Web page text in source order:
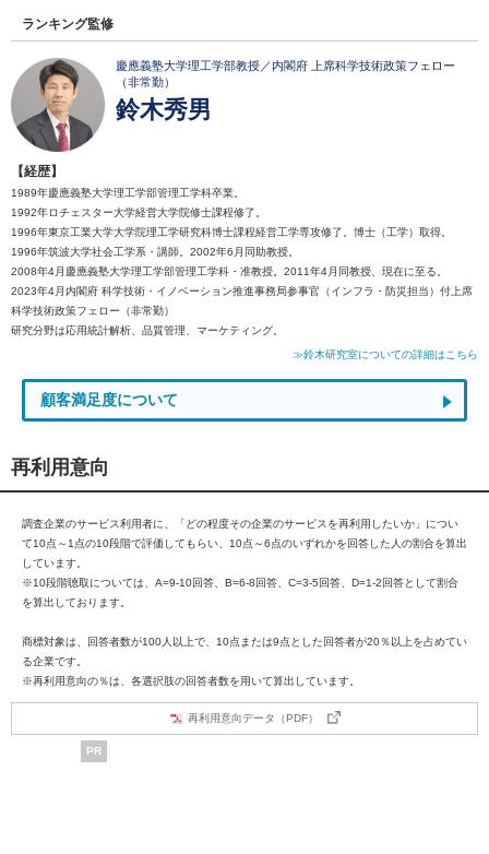
ランキング監修
慶應義塾大学理工学部教授／内閣府 上席科学技術政策フェロー
（非常勤）
鈴木秀男
【経歴】
1989年慶應義塾大学理工学部管理工学科卒業。
1992年ロチェスター大学経営大学院修士課程修了。
1996年東京工業大学大学院理工学研究科博士課程経営工学専攻修了。博士（工学）取得。
1996年筑波大学社会工学系・講師。2002年6月同助教授。
2008年4月慶應義塾大学理工学部管理工学科・准教授。2011年4月同教授、現在に至る。
2023年4月内閣府 科学技術・イノベーション推進事務局参事官（インフラ・防災担当）付上席
科学技術政策フェロー（非常勤）
研究分野は応用統計解析、品質管理、マーケティング。
≫鈴木研究室についての詳細はこちら
顧客満足度について
再利用意向
調査企業のサービス利用者に、「どの程度その企業のサービスを再利用したいか」につい
て10点～1点の10段階で評価してもらい、10点～6点のいずれかを回答した人の割合を算出
しています。
※10段階聴取については、A=9-10回答、B=6-8回答、C=3-5回答、D=1-2回答として割合
を算出しております。
商標対象は、回答者数が100人以上で、10点または9点とした回答者が20％以上を占めてい
る企業です。
※再利用意向の％は、各選択肢の回答者数を用いて算出しています。
再利用意向データ（PDF）
PR